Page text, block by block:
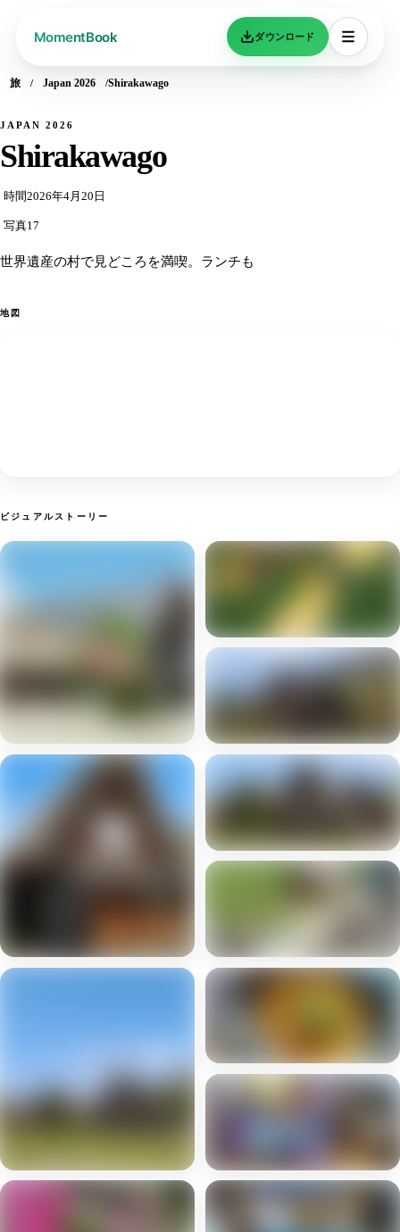
ダウンロード
旅 Japan 2026 Shirakawago
JAPAN 2026
Shirakawago
時間2026年4月20日
写真17
世界遺産の村で見どころを満喫。ランチも
地図
ビジュアルストーリー